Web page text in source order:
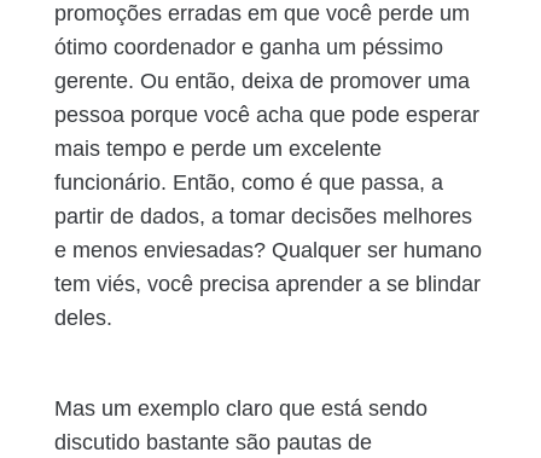
promoções erradas em que você perde um
ótimo coordenador e ganha um péssimo
gerente. Ou então, deixa de promover uma
pessoa porque você acha que pode esperar
mais tempo e perde um excelente
funcionário. Então, como é que passa, a
partir de dados, a tomar decisões melhores
e menos enviesadas? Qualquer ser humano
tem viés, você precisa aprender a se blindar
deles.
Mas um exemplo claro que está sendo
discutido bastante são pautas de